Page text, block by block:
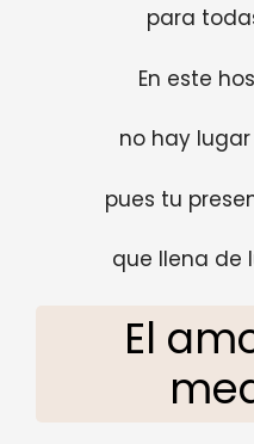
para
En este
no hay
pues tu
que llena de
El